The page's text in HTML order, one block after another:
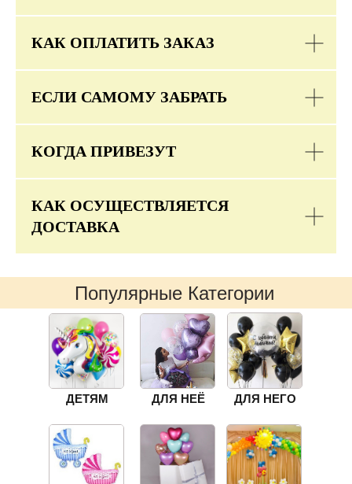
КАК ОПЛАТИТЬ ЗАКАЗ
ЕСЛИ САМОМУ ЗАБРАТЬ
КОГДА ПРИВЕЗУТ
КАК ОСУЩЕСТВЛЯЕТСЯ
ДОСТАВКА
Популярные Категории
ДЛЯ НЕЁ ДЛЯ НЕГО
ДЕТЯМ